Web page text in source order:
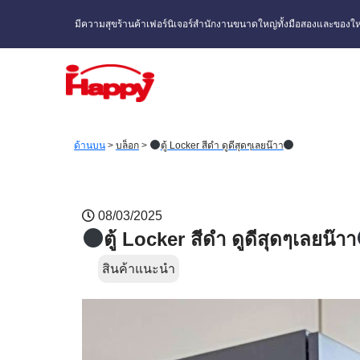
มีความสุขร้านค้าเฟอร์นิเจอร์สำนักงานขนาดใหญ่ทั้งมือสองและของใ
ด้านบน > บล็อก > ตู้ Locker สีดำ ดูดีสุดๆเลยน๊าา
08/03/2025
ตู้ Locker สีดำ ดูดีสุดๆเลยน๊าา
สินค้าแนะนำ